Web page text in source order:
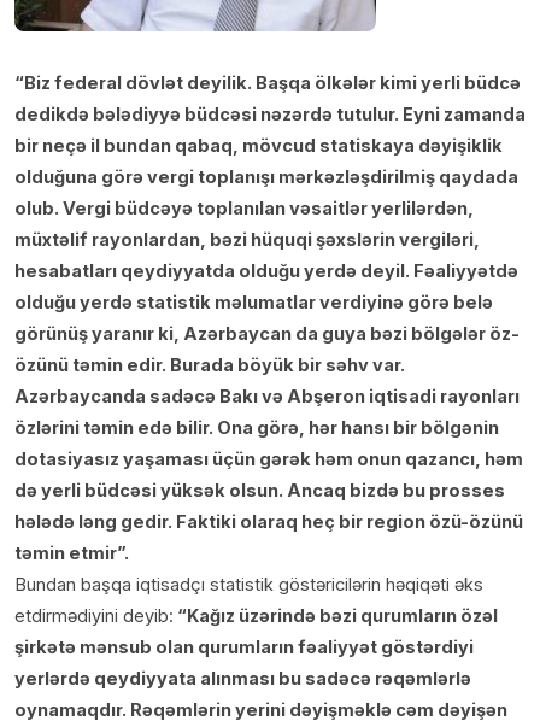
“Biz federal dövlət deyilik. Başqa ölkələr kimi yerli büdcə
dedikdə bələdiyyə büdcəsi nəzərdə tutulur. Eyni zamanda
bir neçə il bundan qabaq, mövcud statiskaya dəyişiklik
olduğuna görə vergi toplanışı mərkəzləşdirilmiş qaydada
olub. Vergi büdcəyə toplanılan vəsaitlər yerlilərdən,
müxtəlif rayonlardan, bəzi hüquqi şəxslərin vergiləri,
hesabatları qeydiyyatda olduğu yerdə deyil. Fəaliyyətdə
olduğu yerdə statistik məlumatlar verdiyinə görə belə
görünüş yaranır ki, Azərbaycan da guya bəzi bölgələr öz-
özünü təmin edir. Burada böyük bir səhv var.
Azərbaycanda sadəcə Bakı və Abşeron iqtisadi rayonları
özlərini təmin edə bilir. Ona görə, hər hansı bir bölgənin
dotasiyasız yaşaması üçün gərək həm onun qazancı, həm
də yerli büdcəsi yüksək olsun. Ancaq bizdə bu prosses
hələdə ləng gedir. Faktiki olaraq heç bir region özü-özünü
təmin etmir”.
Bundan başqa iqtisadçı statistik göstəricilərin həqiqəti əks
etdirmədiyini deyib: “Kağız üzərində bəzi qurumların özəl
şirkətə mənsub olan qurumların fəaliyyət göstərdiyi
yerlərdə qeydiyyata alınması bu sadəcə rəqəmlərlə
oynamaqdır. Rəqəmlərin yerini dəyişməklə cəm dəyişən